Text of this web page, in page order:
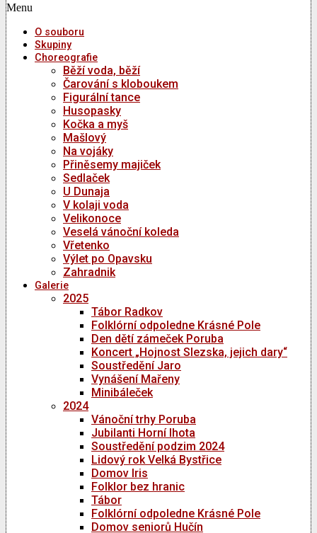
Menu
O souboru
Skupiny
Choreografie
Běží voda, běží
Čarování s kloboukem
Figurální tance
Husopasky
Kočka a myš
Mašlový
Na vojáky
Přiněsemy majiček
Sedlaček
U Dunaja
V kolaji voda
Velikonoce
Veselá vánoční koleda
Vřetenko
Výlet po Opavsku
Zahradnik
Galerie
2025
Tábor Radkov
Folklórní odpoledne Krásné Pole
Den dětí zámeček Poruba
Koncert „Hojnost Slezska, jejich dary“
Soustředění Jaro
Vynášení Mařeny
Minibáleček
2024
Vánoční trhy Poruba
Jubilanti Horní lhota
Soustředění podzim 2024
Lidový rok Velká Bystřice
Domov Iris
Folklor bez hranic
Tábor
Folklórní odpoledne Krásné Pole
Domov seniorů Hučín